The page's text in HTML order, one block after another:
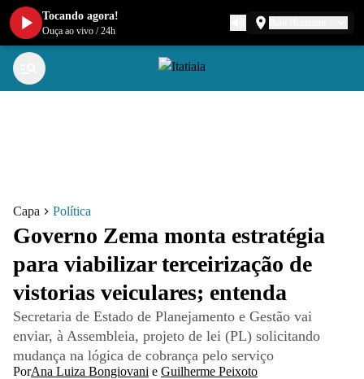
Capa Política
Governo Zema monta estratégia
para viabilizar terceirização de
vistorias veiculares; entenda
Secretaria de Estado de Planejamento e Gestão vai
enviar, à Assembleia, projeto de lei (PL) solicitando
mudança na lógica de cobrança pelo serviço
PorAna Luiza Bongiovani e Guilherme Peixoto
Tocando agora!
Ouça ao vivo /24h